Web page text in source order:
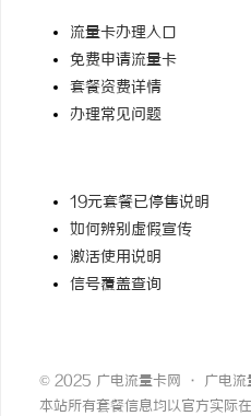
流量卡办理入口
免费申请流量卡
套餐资费详情
办理常见问题
19元套餐已停售说明
如何辨别虚假宣传
激活使用说明
信号覆盖查询
© 2025 广电流量卡网 · 广电流
本站所有套餐信息均以官方实际